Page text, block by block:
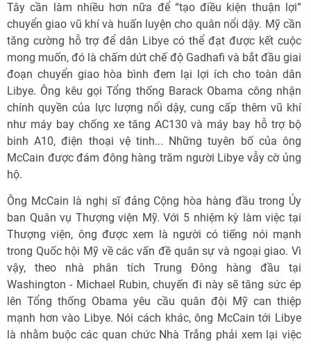
Tây cần làm nhiều hơn nữa để “tạo điều kiện thuận lợi”
chuyển giao vũ khí và huấn luyện cho quân nổi dậy. Mỹ cần
tăng cường hỗ trợ để dân Libye có thể đạt được kết cuộc
mong muốn, đó là chấm dứt chế độ Gadhafi và bắt đầu giai
đoạn chuyển giao hòa bình đem lại lợi ích cho toàn dân
Libye. Ông kêu gọi Tổng thống Barack Obama công nhận
chính quyền của lực lượng nổi dậy, cung cấp thêm vũ khí
như máy bay chống xe tăng AC130 và máy bay hỗ trợ bộ
binh A10, điện thoại vệ tinh... Những tuyên bố của ông
McCain được đám đông hàng trăm người Libye vẫy cờ ủng
hộ.
Ông McCain là nghị sĩ đảng Cộng hòa hàng đầu trong Ủy
ban Quân vụ Thượng viện Mỹ. Với 5 nhiệm kỳ làm việc tại
Thượng viện, ông được xem là người có tiếng nói mạnh
trong Quốc hội Mỹ về các vấn đề quân sự và ngoại giao. Vì
vậy, theo nhà phân tích Trung Đông hàng đầu tại
Washington - Michael Rubin, chuyến đi này sẽ tăng sức ép
lên Tổng thống Obama yêu cầu quân đội Mỹ can thiệp
mạnh hơn vào Libye. Nói cách khác, ông McCain tới Libye
là nhằm buộc các quan chức Nhà Trắng phải xem lại việc